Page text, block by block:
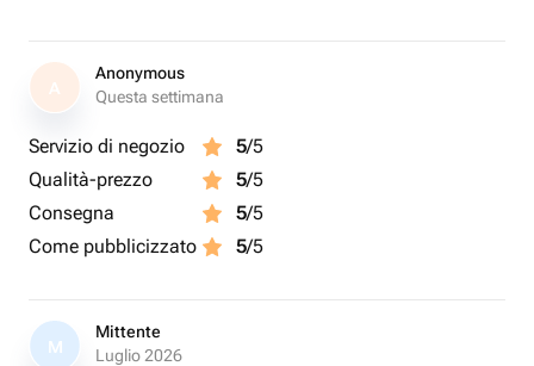
A
Anonymous
Questa settimana
Servizio di negozio 5/5
Qualità-prezzo
5/5
Consegna
5/5
Come pubblicizzato
5/5
M
Mittente
Luglio 2026